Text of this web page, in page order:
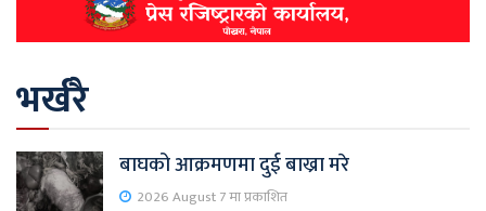
भर्खरै
बाघको आक्रमणमा दुई बाख्रा मरे
2026 August 7 मा प्रकाशित